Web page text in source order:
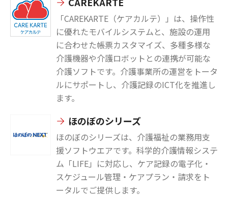
「CAREKARTE（ケアカルテ）」は、操作性
に優れたモバイルシステムと、施設の運用
に合わせた帳票カスタマイズ、多種多様な
介護機器や介護ロボットとの連携が可能な
介護ソフトです。介護事業所の運営をトータ
ルにサポートし、介護記録のICT化を推進し
ます。
ほのぼのシリーズ
ほのぼのシリーズは、介護福祉の業務用支
援ソフトウエアです。科学的介護情報システ
ム「LIFE」に対応し、ケア記録の電子化・
スケジュール管理・ケアプラン・請求をト
ータルでご提供します。